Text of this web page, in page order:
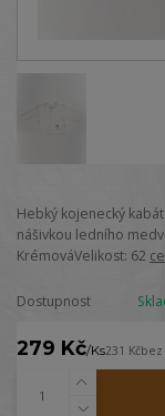
Hebký kojenecký
nášivkou ledního
KrémováVelikost: 62
Dostupnost
279 Kč/Ks231 Kčbez